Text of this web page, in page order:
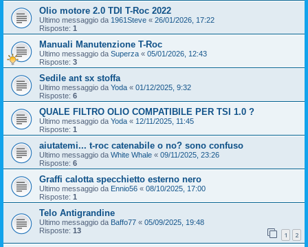
Olio motore 2.0 TDI T-Roc 2022
Ultimo messaggio da 1961Steve « 26/01/2026, 17:22
Risposte: 1
Manuali Manutenzione T-Roc
Ultimo messaggio da Superza « 05/01/2026, 12:43
Risposte: 3
Sedile ant sx stoffa
Ultimo messaggio da Yoda « 01/12/2025, 9:32
Risposte: 6
QUALE FILTRO OLIO COMPATIBILE PER TSI 1.0 ?
Ultimo messaggio da Yoda « 12/11/2025, 11:45
Risposte: 1
aiutatemi... t-roc catenabile o no? sono confuso
Ultimo messaggio da White Whale « 09/11/2025, 23:26
Risposte: 6
Graffi calotta specchietto esterno nero
Ultimo messaggio da Ennio56 « 08/10/2025, 17:00
Risposte: 1
Telo Antigrandine
Ultimo messaggio da Baffo77 « 05/09/2025, 19:48
Risposte: 13 1 2